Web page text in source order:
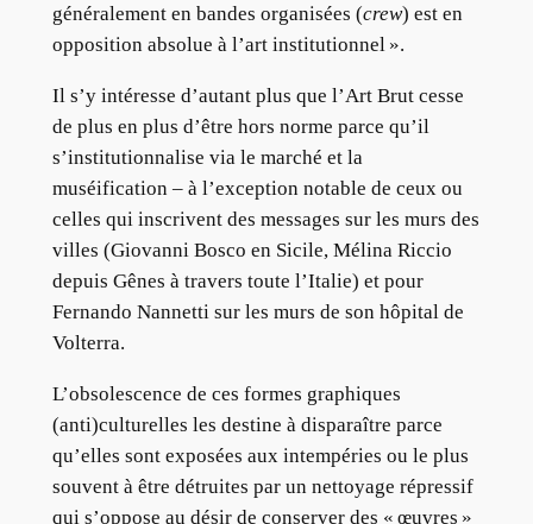
généralement en bandes organisées (crew) est en
opposition absolue à l’art institutionnel ».
Il s’y intéresse d’autant plus que l’Art Brut cesse
de plus en plus d’être hors norme parce qu’il
s’institutionnalise via le marché et la
muséification – à l’exception notable de ceux ou
celles qui inscrivent des messages sur les murs des
villes (Giovanni Bosco en Sicile, Mélina Riccio
depuis Gênes à travers toute l’Italie) et pour
Fernando Nannetti sur les murs de son hôpital de
Volterra.
L’obsolescence de ces formes graphiques
(anti)culturelles les destine à disparaître parce
qu’elles sont exposées aux intempéries ou le plus
souvent à être détruites par un nettoyage répressif
qui s’oppose au désir de conserver des « œuvres »